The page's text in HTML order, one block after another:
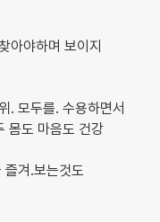
아야하며 보이지
. 모두를. 수용하면서
몸도 마음도 건강
즐겨.보는것도